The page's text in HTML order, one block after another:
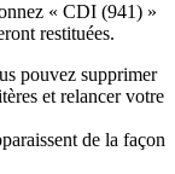
« CDI (941) »
restituées.
pouvez supprimer
et relancer votre
de la façon